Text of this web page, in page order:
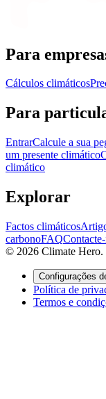
Para
Cálculos climáticos
Para
EntrarCalcule a sua
um presente climático
climático
Explorar
Factos climáticos
carbonoFAQ
© 2026 Climate Hero.
Configurações
Política de
Termos e